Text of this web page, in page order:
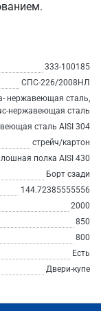
333-100185
СПС-226/2008НЛ
нержавеющая сталь,
нержавеющая сталь
сталь AISI 304
стрейч/картон
полка AISI 430
Борт сзади
144.72385555556
2000
850
800
Есть
Двери-купе